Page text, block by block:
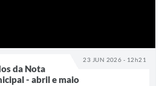
23 JUN 2026 - 12h21
da Nota
- abril e maio